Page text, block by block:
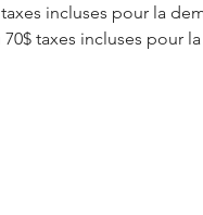
incluses pour la
taxes incluses pour